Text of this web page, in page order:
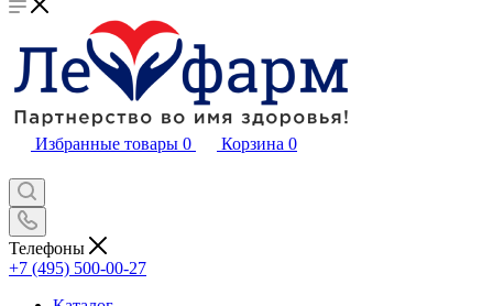
Избранные товары 0 Корзина 0
Телефоны
+7 (495) 500-00-27